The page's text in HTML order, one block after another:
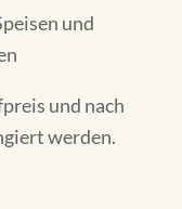
und
und nach
werden.